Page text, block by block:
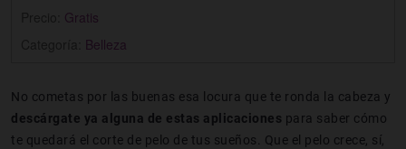
Gratis
Belleza
No cometas por las buenas esa locura que te ronda la cabeza y
descárgate ya alguna de estas aplicaciones para saber cómo
te quedará el corte de pelo de tus sueños. Que el pelo crece, sí,